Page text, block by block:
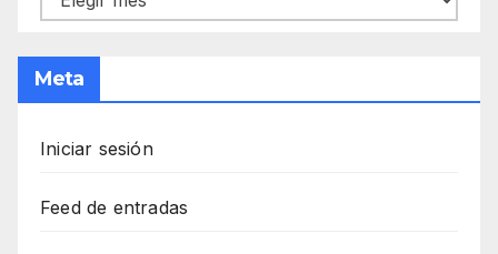
Meta
Iniciar sesión
Feed de entradas